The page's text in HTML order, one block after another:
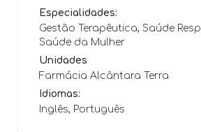
Especialidades:
Gestão Terapêutica, Saúde
Saúde da Mulher
Unidades
Farmácia Alcântara Terra
Idiomas:
Inglês, Português